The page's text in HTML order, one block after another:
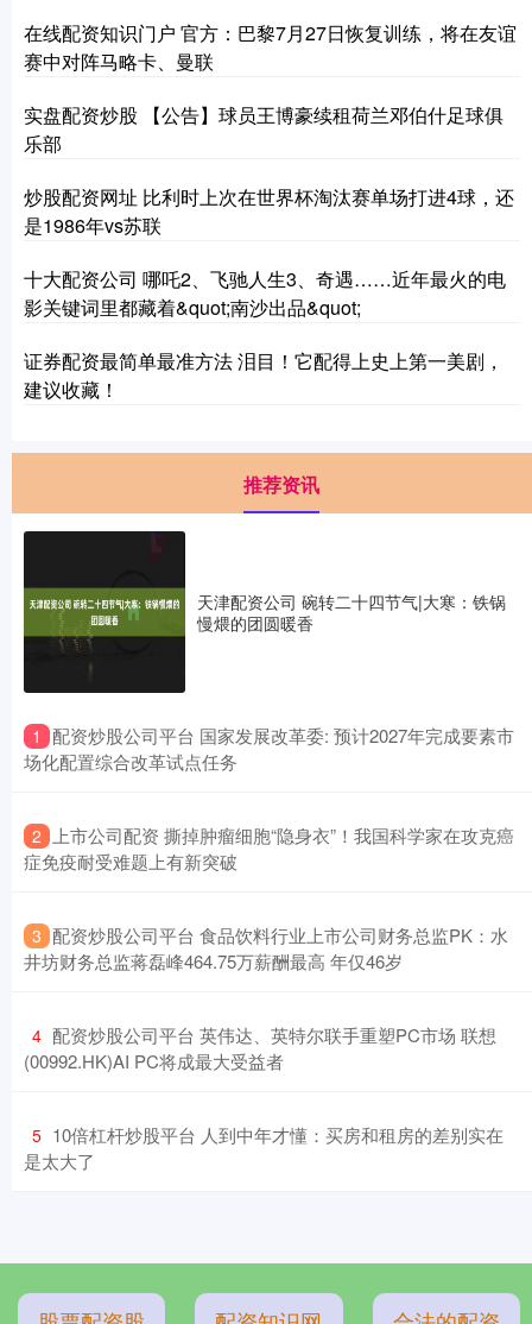
在线配资知识门户 官方：巴黎7月27日恢复训练，将在友谊
赛中对阵马略卡、曼联
实盘配资炒股 【公告】球员王博豪续租荷兰邓伯什足球俱
乐部
炒股配资网址 比利时上次在世界杯淘汰赛单场打进4球，还
是1986年vs苏联
十大配资公司 哪吒2、飞驰人生3、奇遇……近年最火的电
影关键词里都藏着&quot;南沙出品&quot;
证券配资最简单最准方法 泪目！它配得上史上第一美剧，
建议收藏！
推荐资讯
天津配资公司 碗转二十四节气|大寒：铁锅
慢煨的团圆暖香
1 ​配资炒股公司平台 国家发展改革委: 预计2027年完成要素市
场化配置综合改革试点任务
2
​上市公司配资 撕掉肿瘤细胞“隐身衣”！我国科学家在攻克癌
症免疫耐受难题上有新突破
3 ​配资炒股公司平台 食品饮料行业上市公司财务总监PK：水
井坊财务总监蒋磊峰464.75万薪酬最高 年仅46岁
4 ​配资炒股公司平台 英伟达、英特尔联手重塑PC市场 联想
(00992.HK)AI PC将成最大受益者
5 ​10倍杠杆炒股平台 人到中年才懂：买房和租房的差别实在
是太大了